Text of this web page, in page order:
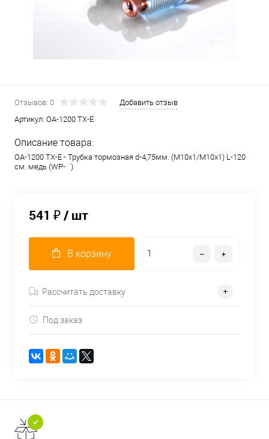
Отзывов: 0
Добавить отзыв
Артикул: OA-1200 TX-E
Описание товара:
OA-1200 TX-E - Трубка тормозная d-4,75мм. (М10х1/М10х1) L-120
см. медь (WP- )
541 ₽/ шт
В корзину
Рассчитать доставку
Под заказ